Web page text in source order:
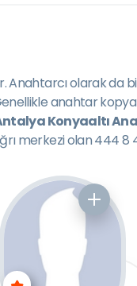
Anahtarcı olarak da
anahtar
Konyaaltı
merkezi olan 444 8